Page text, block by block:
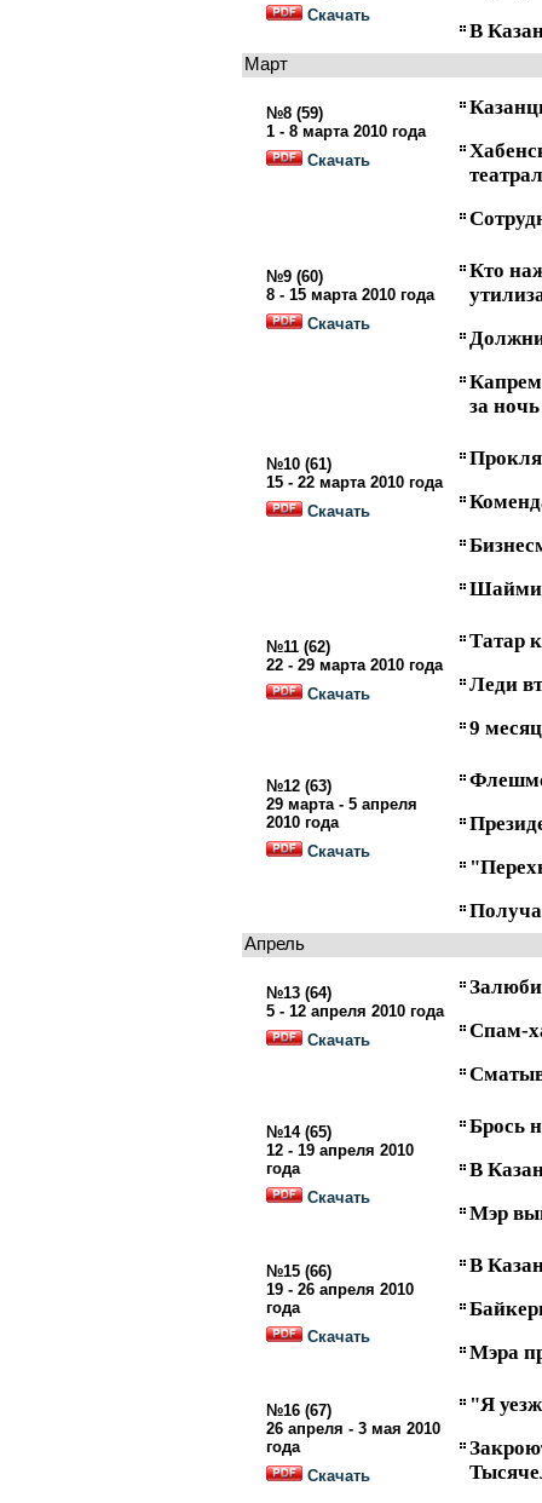
Скачать
В
Март
№8 (59)
1 - 8 марта 2010 года
Скачать
№9 (60)
8 - 15 марта 2010 года
Скачать
Кто
за ночь
№10 (61)
15 - 22 марта 2010 года
Скачать
№11 (62)
22 - 29 марта 2010 года
Скачать
Татар
Леди
9
№12 (63)
29 марта - 5 апреля
2010 года
Скачать
Апрель
№13 (64)
5 - 12 апреля 2010 года
Скачать
Спам-
№14 (65)
12 - 19 апреля 2010
года
Скачать
Брось
В
Мэр
№15 (66)
19 - 26 апреля 2010
года
Скачать
В
Мэра
№16 (67)
26 апреля - 3 мая 2010
года
Скачать
"Я